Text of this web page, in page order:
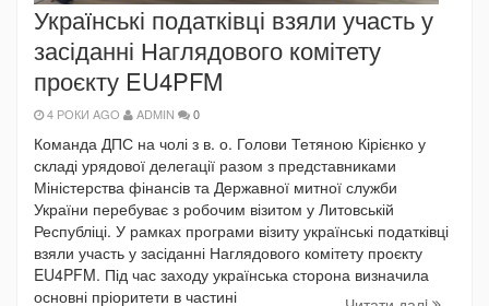
Українські податківці взяли участь у
засіданні Наглядового комітету
проєкту EU4PFM
4 РОКИ AGO ADMIN 0
Команда ДПС на чолі з в. о. Голови Тетяною Кірієнко у
складі урядової делегації разом з представниками
Міністерства фінансів та Державної митної служби
України перебуває з робочим візитом у Литовській
Республіці. У рамках програми візиту українські податківці
взяли участь у засіданні Наглядового комітету проєкту
EU4PFM. Під час заходу українська сторона визначила
основні пріоритети в частині